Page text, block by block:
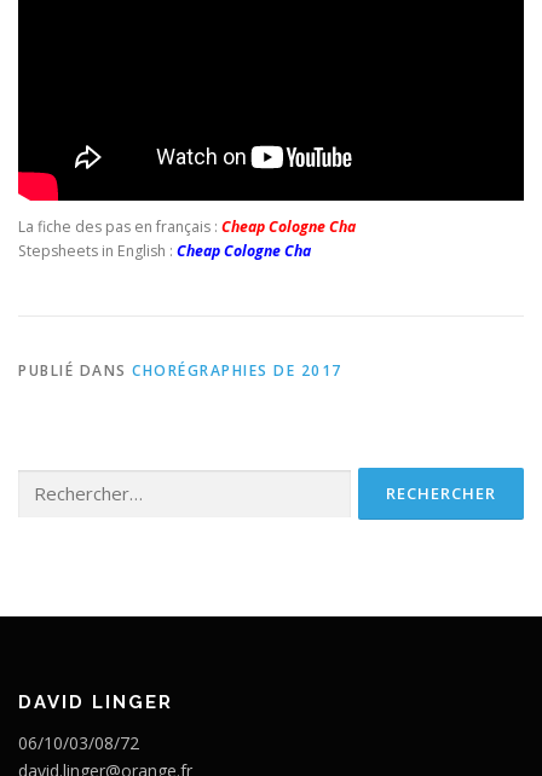
La fiche des pas en français : Cheap Cologne Cha
Stepsheets in English : Cheap Cologne Cha
PUBLIÉ DANS CHORÉGRAPHIES DE 2017
DAVID LINGER
06/10/03/08/72
david.linger@orange.fr